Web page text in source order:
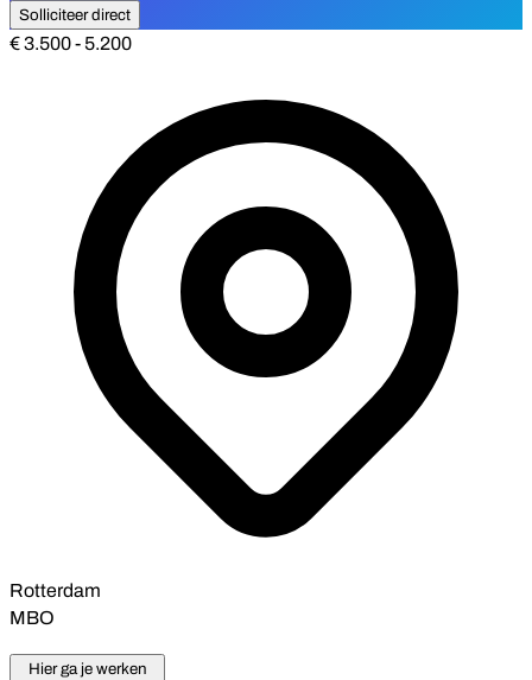
Solliciteer direct
€ 3.500 - 5.200
Rotterdam
MBO
Hier ga je werken